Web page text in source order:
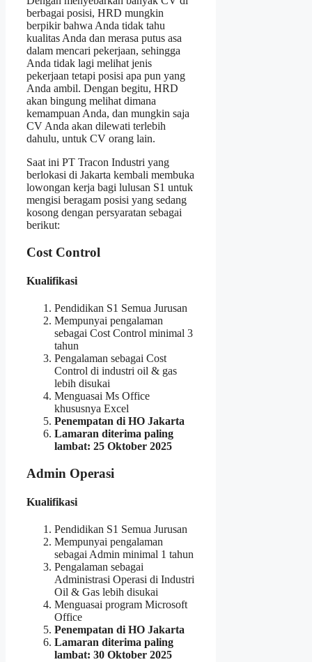
berbagai posisi, HRD mungkin
berpikir bahwa Anda tidak tahu
kualitas Anda dan merasa putus asa
dalam mencari pekerjaan, sehingga
Anda tidak lagi melihat jenis
pekerjaan tetapi posisi apa pun yang
Anda ambil. Dengan begitu, HRD
akan bingung melihat dimana
kemampuan Anda, dan mungkin saja
CV Anda akan dilewati terlebih
dahulu, untuk CV orang lain.
Saat ini PT Tracon Industri yang
berlokasi di Jakarta kembali membuka
lowongan kerja bagi lulusan S1 untuk
mengisi beragam posisi yang sedang
kosong dengan persyaratan sebagai
berikut:
Cost Control
Kualifikasi
Pendidikan S1 Semua Jurusan
Mempunyai pengalaman
sebagai Cost Control minimal 3
tahun
Pengalaman sebagai Cost
Control di industri oil & gas
lebih disukai
Menguasai Ms Office
khususnya Excel
Penempatan di HO Jakarta
Lamaran diterima paling
lambat: 25 Oktober 2025
Admin Operasi
Kualifikasi
Pendidikan S1 Semua Jurusan
Mempunyai pengalaman
sebagai Admin minimal 1 tahun
Pengalaman sebagai
Administrasi Operasi di Industri
Oil & Gas lebih disukai
Menguasai program Microsoft
Office
Penempatan di HO Jakarta
Lamaran diterima paling
lambat: 30 Oktober 2025